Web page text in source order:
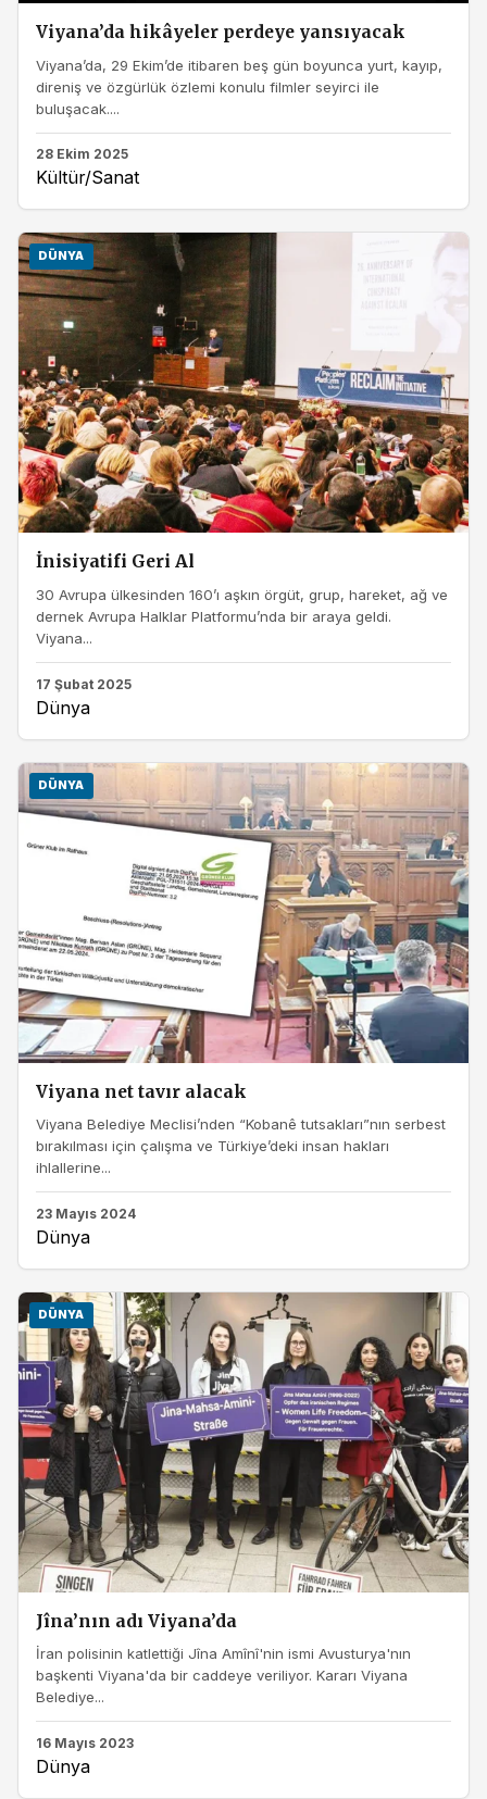
Viyana’da hikâyeler perdeye yansıyacak
Viyana’da, 29 Ekim’de itibaren beş gün boyunca yurt, kayıp,
direniş ve özgürlük özlemi konulu filmler seyirci ile
buluşacak....
28 Ekim 2025
Kültür/Sanat
DÜNYA
İnisiyatifi Geri Al
30 Avrupa ülkesinden 160’ı aşkın örgüt, grup, hareket, ağ ve
dernek Avrupa Halklar Platformu’nda bir araya geldi.
Viyana...
17 Şubat 2025
Dünya
DÜNYA
Viyana net tavır alacak
Viyana Belediye Meclisi’nden “Kobanê tutsakları”nın serbest
bırakılması için çalışma ve Türkiye’deki insan hakları
ihlallerine...
23 Mayıs 2024
Dünya
DÜNYA
Jîna’nın adı Viyana’da
İran polisinin katlettiği Jîna Amînî'nin ismi Avusturya'nın
başkenti Viyana'da bir caddeye veriliyor. Kararı Viyana
Belediye...
16 Mayıs 2023
Dünya